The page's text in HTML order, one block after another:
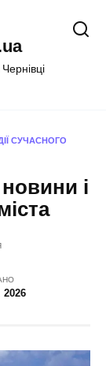
СУЧАСНОГО
і
2026